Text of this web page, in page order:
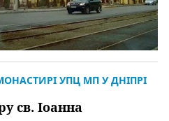
св. Іоанна
УПЦ МП У ДНІПРІ